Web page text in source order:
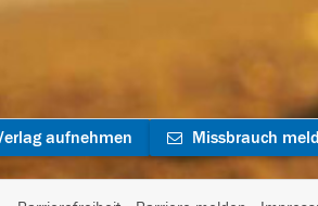
aufnehmen Missbrauch